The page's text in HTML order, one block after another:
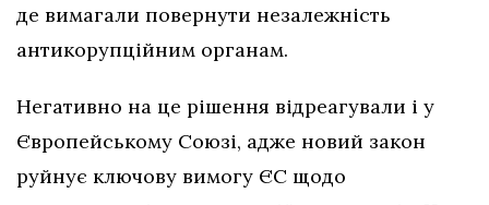
де вимагали повернути незалежність
антикорупційним органам.
Негативно на це рішення відреагували і у
Європейському Союзі, адже новий закон
руйнує ключову вимогу ЄС щодо